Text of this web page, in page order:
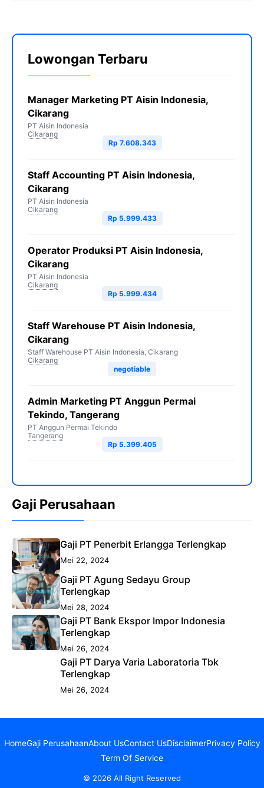
Lowongan Terbaru
Manager Marketing PT Aisin Indonesia,
Cikarang
PT Aisin Indonesia
Cikarang
Rp 7.608.343
Staff Accounting PT Aisin Indonesia,
Cikarang
PT Aisin Indonesia
Cikarang
Rp 5.999.433
Operator Produksi PT Aisin Indonesia,
Cikarang
PT Aisin Indonesia
Cikarang
Rp 5.999.434
Staff Warehouse PT Aisin Indonesia,
Cikarang
Staff Warehouse PT Aisin Indonesia, Cikarang
Cikarang
negotiable
Admin Marketing PT Anggun Permai
Tekindo, Tangerang
PT Anggun Permai Tekindo
Tangerang
Rp 5.399.405
Gaji Perusahaan
Gaji PT Penerbit Erlangga Terlengkap
Mei 22, 2024
Gaji PT Agung Sedayu Group
Terlengkap
Mei 28, 2024
Gaji PT Bank Ekspor Impor Indonesia
Terlengkap
Mei 26, 2024
Gaji PT Darya Varia Laboratoria Tbk
Terlengkap
Mei 26, 2024
HomeGaji PerusahaanAbout UsContact UsDisclaimerPrivacy Policy
Term Of Service
© 2026 All Right Reserved